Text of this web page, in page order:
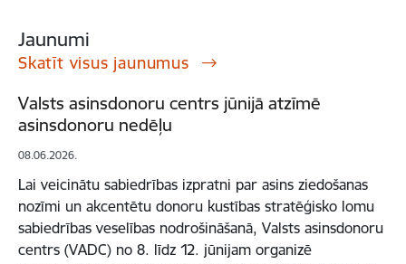
Jaunumi
Skatīt visus jaunumus
Valsts asinsdonoru centrs jūnijā atzīmē
asinsdonoru nedēļu
08.06.2026.
Lai veicinātu sabiedrības izpratni par asins ziedošanas
nozīmi un akcentētu donoru kustības stratēģisko lomu
sabiedrības veselības nodrošināšanā, Valsts asinsdonoru
centrs (VADC) no 8. līdz 12. jūnijam organizē